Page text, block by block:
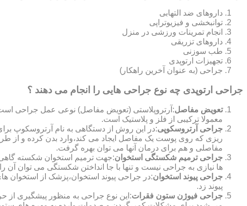
داروهای ضد التهابی
توانبخشی و فیزیوتراپی
انجام تمرینات ورزشی در منزل
داروهای تزریقی
طب سوزنی
تجهیزات ارتوپدی
جراحی (به عنوان آخرین راهکار)
جراحی ارتوپدی چه نوع جراحی هایی را انجام می دهند ؟
تعویض مفاصل:آرتروپلاستی (تعویض مفاصل) نوعی عمل جراحی
معمولا ترکیبی از فلز و پلاستیک است.
جراحی آرتروسکوپی:در این روش از دستگاهی به نام آرتروسکوپ
ریزی که روی پوست یک مفاصل ایجاد می کند،وارد بدن کرده و از
مفاصلی و هم برای درمان آنها می توان بهره گرفت.
جراحی ترمیم شکستگی استخوان:جهت ترمیم استخوان شکسته گاهی
ها نیازی به جراحی نیست و تنها با جا انداختن شکستگی می توان آن
جراحی پیوند استخوان:در جراحی پیوند استخوان،پزشک از
پیوند زد.
جراحی فیوژن ستون فقرات:این نوع جراحی به منظور پیشگیری از